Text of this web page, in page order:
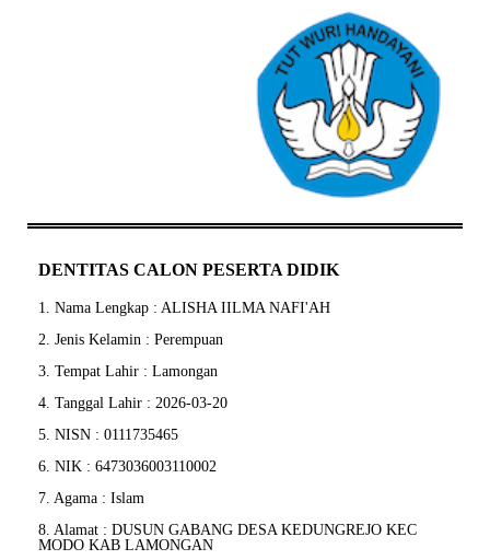
DENTITAS CALON PESERTA DIDIK
1. Nama Lengkap : ALISHA IILMA NAFI'AH
2. Jenis Kelamin : Perempuan
3. Tempat Lahir : Lamongan
4. Tanggal Lahir : 2026-03-20
5. NISN : 0111735465
6. NIK : 6473036003110002
7. Agama : Islam
8. Alamat : DUSUN GABANG DESA KEDUNGREJO KEC
MODO KAB LAMONGAN